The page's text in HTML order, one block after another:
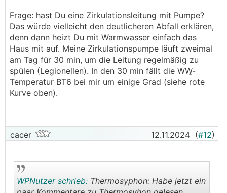
Frage: hast Du eine Zirkulationsleitung mit Pumpe?
Das würde vielleicht den deutlicheren Abfall erklären,
denn dann heizt Du mit Warmwasser einfach das
Haus mit auf. Meine Zirkulationspumpe läuft zweimal
am Tag für 30 min, um die Leitung regelmäßig zu
spülen (Legionellen). In den 30 min fällt die WW-
Temperatur BT6 bei mir um einige Grad (siehe rote
Kurve oben).
cacer 12.11.2024 (#12)
WPNutzer schrieb: Thermosyphon: Habe jetzt ein